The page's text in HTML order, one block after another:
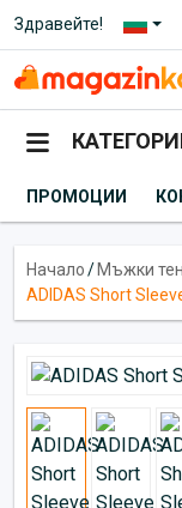
Здравейте!
ПРОМОЦИИ
Начало/ Мъжки
ADIDAS Short